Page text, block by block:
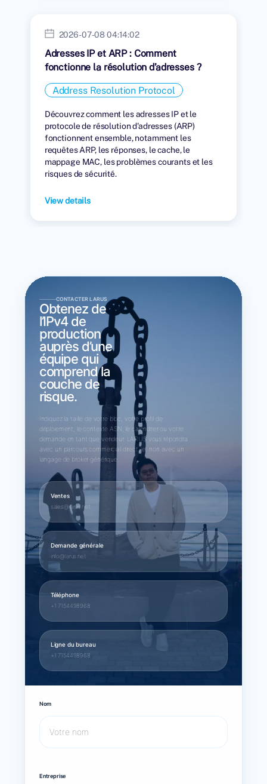
2026-07-08 04:14:02
Adresses IP et ARP : Comment
fonctionne la résolution d’adresses ?
Address Resolution Protocol
Découvrez comment les adresses IP et le
protocole de résolution d'adresses (ARP)
fonctionnent ensemble, notamment les
requêtes ARP, les réponses, le cache, le
mappage MAC, les problèmes courants et les
risques de sécurité.
View details
CONTACTER LARUS
Obtenez de
l’IPv4 de
production
auprès d’une
équipe qui
comprend la
couche de
risque.
Indiquez la taille de votre bloc, votre profil de
déploiement, le contexte ASN, le calendrier ou votre
demande en tant que vendeur. LARUS vous répondra
avec un parcours commercial direct, et non avec un
langage de broker générique.
Ventes
sales@larus.net
Demande générale
info@larus.net
Téléphone
+1 7154498968
Ligne du bureau
+1 7154498968
Nom
Entreprise